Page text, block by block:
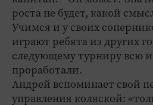
роста не будет, какой
Учимся и у своих
играют ребята из других
следующему турниру всю
проработали.
Андрей вспоминает свой
управления коляской: